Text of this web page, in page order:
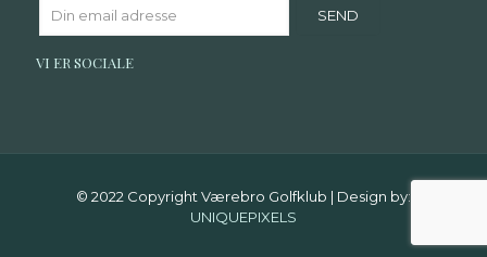
VI ER SOCIALE
© 2022 Copyright Værebro Golfklub | Design by:
UNIQUEPIXELS